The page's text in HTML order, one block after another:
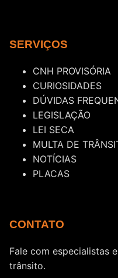
SERVIÇOS
CNH PROVISÓRIA
CURIOSIDADES
DÚVIDAS
LEGISLAÇÃO
LEI SECA
MULTA DE
NOTÍCIAS
PLACAS
CONTATO
Fale com especialistas
trânsito.